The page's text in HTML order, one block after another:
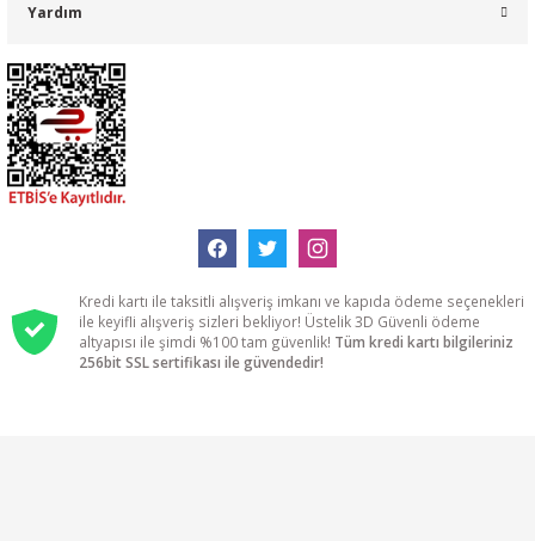
Yardım
Kredi kartı ile taksitli alışveriş imkanı ve kapıda ödeme seçenekleri
ile keyifli alışveriş sizleri bekliyor! Üstelik 3D Güvenli ödeme
altyapısı ile şimdi %100 tam güvenlik! Tüm kredi kartı bilgileriniz
256bit SSL sertifikası ile güvendedir!